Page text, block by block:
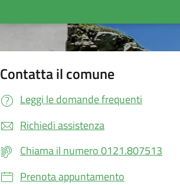
Contatta il comune
Leggi le domande frequenti
Richiedi assistenza
Chiama il numero 0121.807513
Prenota appuntamento